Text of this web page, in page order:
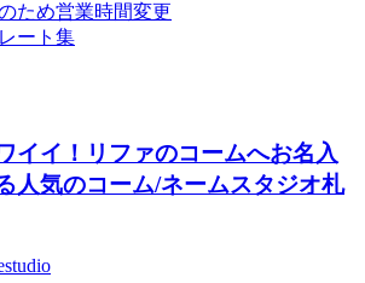
ため営業時間変更
ート集
イイ！リファのコームへお名入
人気のコーム/ネームスタジオ札